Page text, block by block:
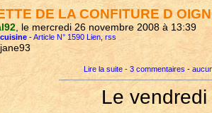
DE LA CONFITURE D
, le mercredi 26 novembre 2008 à 13:39
-Article N° 1590 Lien ,rss
Lire la suite - 3 commentaires -
Le